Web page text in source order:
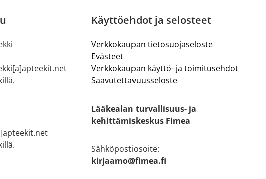
Käyttöehdot ja selosteet
Verkkokaupan tietosuojaseloste
Evästeet
Verkkokaupan käyttö- ja toimitusehdot
Saavutettavuusseloste
Lääkealan turvallisuus- ja
kehittämiskeskus Fimea
Sähköpostiosoite:
kirjaamo@fimea.fi